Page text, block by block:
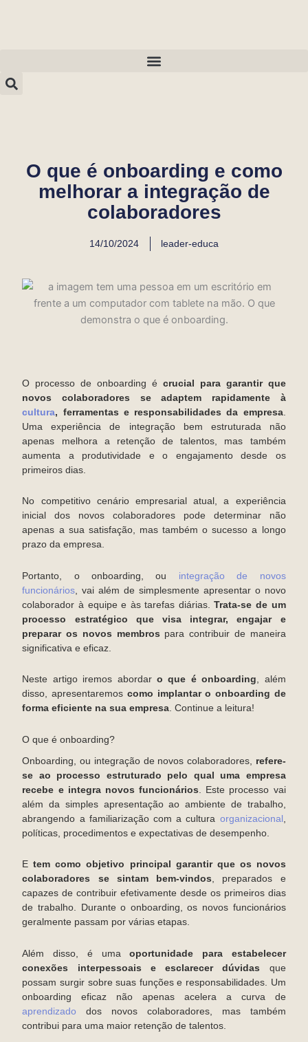
O que é onboarding e como
melhorar a integração de
colaboradores
14/10/2024 leader-educa
O processo de onboarding é crucial para garantir que
novos colaboradores se adaptem rapidamente à
cultura, ferramentas e responsabilidades da empresa.
Uma experiência de integração bem estruturada não
apenas melhora a retenção de talentos, mas também
aumenta a produtividade e o engajamento desde os
primeiros dias.
No competitivo cenário empresarial atual, a experiência
inicial dos novos colaboradores pode determinar não
apenas a sua satisfação, mas também o sucesso a longo
prazo da empresa.
Portanto, o onboarding, ou integração de novos
funcionários , vai além de simplesmente apresentar o novo
colaborador à equipe e às tarefas diárias.Trata-se de um
processo estratégico que visa integrar, engajar e
preparar os novos membros para contribuir de maneira
significativa e eficaz.
Neste artigo iremos abordar o que é onboarding, além
disso, apresentaremos como implantar o onboarding de
forma eficiente na sua empresa. Continue a leitura!
O que é onboarding?
Onboarding, ou integração de novos colaboradores, refere-
se ao processo estruturado pelo qual uma empresa
recebe e integra novos funcionários . Este processo vai
além da simples apresentação ao ambiente de trabalho,
abrangendo a familiarização com a cultura organizacional
políticas, procedimentos e expectativas de desempenho.
E tem como objetivo principal garantir que os novos
colaboradores se sintam bem-vindos, preparados e
capazes de contribuir efetivamente desde os primeiros dias
de trabalho. Durante o onboarding, os novos funcionários
geralmente passam por várias etapas.
Além disso, é umaoportunidade para estabelecer
conexões interpessoais e esclarecer dúvidas que
possam surgir sobre suas funções e responsabilidades. Um
onboarding eficaz não apenas acelera a curva de
aprendizado dos novos colaboradores, mas também
contribui para uma maior retenção de talentos.